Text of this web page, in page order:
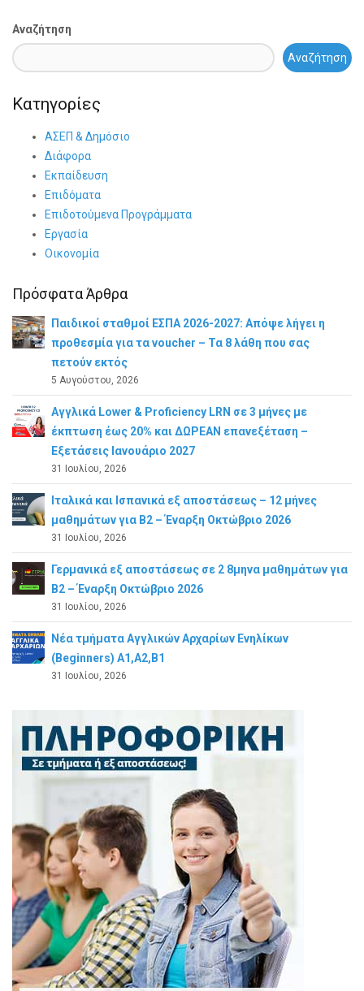
Αναζήτηση
Αναζήτηση
Κατηγορίες
ΑΣΕΠ & Δημόσιο
Διάφορα
Εκπαίδευση
Επιδόματα
Επιδοτούμενα Προγράμματα
Εργασία
Οικονομία
Πρόσφατα Άρθρα
Παιδικοί σταθμοί ΕΣΠΑ 2026-2027: Απόψε λήγει η
προθεσμία για τα voucher – Τα 8 λάθη που σας
πετούν εκτός
5 Αυγούστου, 2026
Αγγλικά Lower & Proficiency LRN σε 3 μήνες με
έκπτωση έως 20% και ΔΩΡΕΑΝ επανεξέταση –
Εξετάσεις Ιανουάριο 2027
31 Ιουλίου, 2026
Ιταλικά και Ισπανικά εξ αποστάσεως – 12 μήνες
μαθημάτων για B2 – Έναρξη Οκτώβριο 2026
31 Ιουλίου, 2026
Γερμανικά εξ αποστάσεως σε 2 8μηνα μαθημάτων για
Β2 – Έναρξη Οκτώβριο 2026
31 Ιουλίου, 2026
Νέα τμήματα Αγγλικών Αρχαρίων Ενηλίκων
(Beginners) A1,A2,B1
31 Ιουλίου, 2026